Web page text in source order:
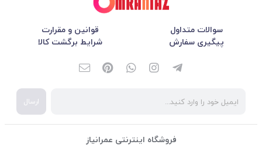
سوالات متداول
قوانین و مقرارت
پیگیری سفارش
شرایط برگشت کالا
ارسال
فروشگاه اینترنتی عمرانیاز